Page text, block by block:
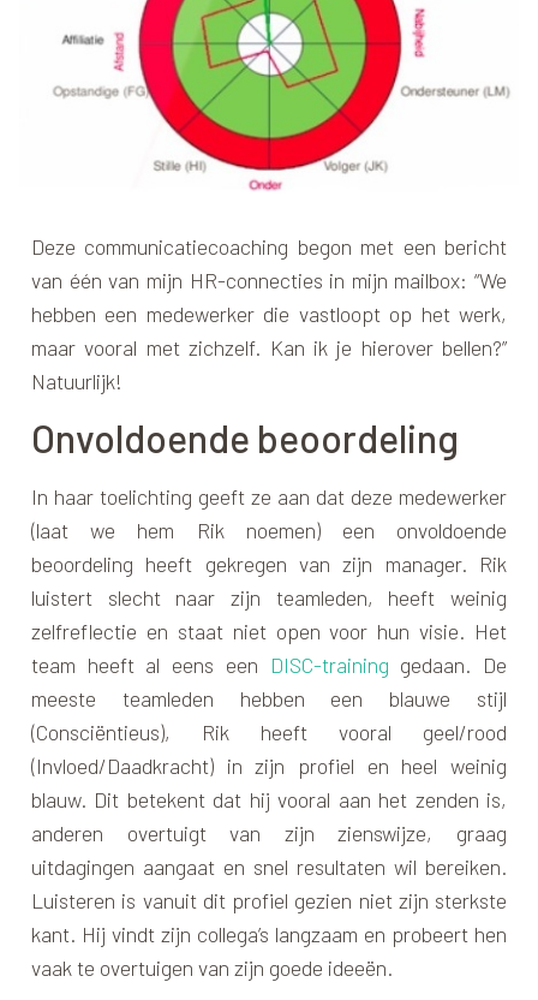
Deze communicatiecoaching begon met een bericht
van één van mijn HR-connecties in mijn mailbox: “We
hebben een medewerker die vastloopt op het werk,
maar vooral met zichzelf. Kan ik je hierover bellen?”
Natuurlijk!
Onvoldoende beoordeling
In haar toelichting geeft ze aan dat deze medewerker
(laat we hem Rik noemen) een onvoldoende
beoordeling heeft gekregen van zijn manager. Rik
luistert slecht naar zijn teamleden, heeft weinig
zelfreflectie en staat niet open voor hun visie. Het
team heeft al eens een DISC-training gedaan. De
meeste teamleden hebben een blauwe stijl
(Consciëntieus), Rik heeft vooral geel/rood
(Invloed/Daadkracht) in zijn profiel en heel weinig
blauw. Dit betekent dat hij vooral aan het zenden is,
anderen overtuigt van zijn zienswijze, graag
uitdagingen aangaat en snel resultaten wil bereiken.
Luisteren is vanuit dit profiel gezien niet zijn sterkste
kant. Hij vindt zijn collega’s langzaam en probeert hen
vaak te overtuigen van zijn goede ideeën.